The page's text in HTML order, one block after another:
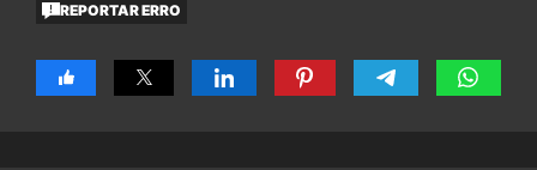
REPORTAR ERRO